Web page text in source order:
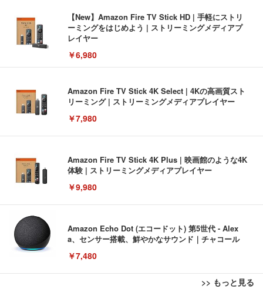
【New】Amazon Fire TV Stick HD | 手軽にストリ
ーミングをはじめよう | ストリーミングメディアプ
レイヤー
￥6,980
Amazon Fire TV Stick 4K Select | 4Kの高画質スト
リーミング | ストリーミングメディアプレイヤー
￥7,980
Amazon Fire TV Stick 4K Plus | 映画館のような4K
体験 | ストリーミングメディアプレイヤー
￥9,980
Amazon Echo Dot (エコードット) 第5世代 - Alex
a、センサー搭載、鮮やかなサウンド｜チャコール
￥7,480
>> もっと見る